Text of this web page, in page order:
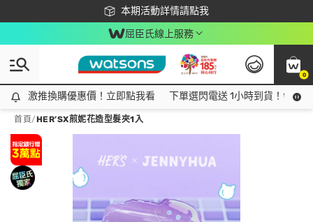
本期活動詳情請點我
下載app最高回饋$350
屈臣氏線上服務
0
激推換購優惠價！立即點我看
激推換購優惠價！立即點我看 下單選閃電送 1小時到貨！領神
首頁/HER’SX煎妮花造型髮夾1入